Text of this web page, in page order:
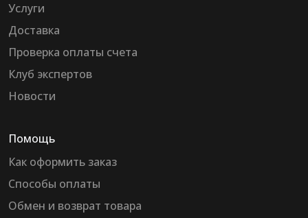
Услуги
Доставка
Проверка оплаты счета
Клуб экспертов
Новости
Помощь
Как оформить заказ
Способы оплаты
Обмен и возврат товара